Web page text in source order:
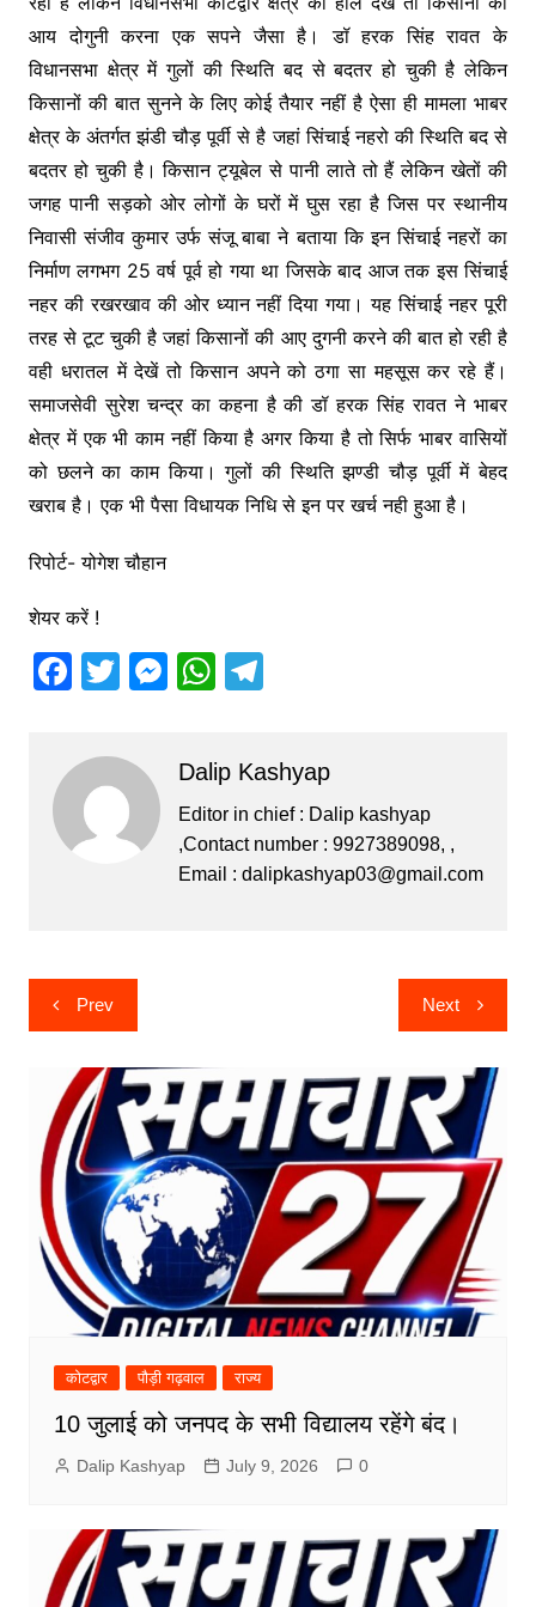
आय दोगुनी करना एक सपने जैसा है। डॉ हरक सिंह रावत के
विधानसभा क्षेत्र में गुलों की स्थिति बद से बदतर हो चुकी है लेकिन
किसानों की बात सुनने के लिए कोई तैयार नहीं है ऐसा ही मामला भाबर
क्षेत्र के अंतर्गत झंडी चौड़ पूर्वी से है जहां सिंचाई नहरो की स्थिति बद से
बदतर हो चुकी है। किसान ट्यूबेल से पानी लाते तो हैं लेकिन खेतों की
जगह पानी सड़को ओर लोगों के घरों में घुस रहा है जिस पर स्थानीय
निवासी संजीव कुमार उर्फ संजू बाबा ने बताया कि इन सिंचाई नहरों का
निर्माण लगभग 25 वर्ष पूर्व हो गया था जिसके बाद आज तक इस सिंचाई
नहर की रखरखाव की ओर ध्यान नहीं दिया गया। यह सिंचाई नहर पूरी
तरह से टूट चुकी है जहां किसानों की आए दुगनी करने की बात हो रही है
वही धरातल में देखें तो किसान अपने को ठगा सा महसूस कर रहे हैं।
समाजसेवी सुरेश चन्द्र का कहना है की डॉ हरक सिंह रावत ने भाबर
क्षेत्र में एक भी काम नहीं किया है अगर किया है तो सिर्फ भाबर वासियों
को छलने का काम किया। गुलों की स्थिति झण्डी चौड़ पूर्वी में बेहद
खराब है। एक भी पैसा विधायक निधि से इन पर खर्च नही हुआ है।
रिपोर्ट- योगेश चौहान
शेयर करें !
F
c
e
b
o
T
itt
er
M
s
e
n
W
s
A
p
T
gr
a
m
Dalip Kashyap
Editor in chief : Dalip kashyap
,Contact number : 9927389098, ,
Email : dalipkashyap03@gmail.com
Post
navigation
Prev Next
कोटद्वार पौड़ी गढ़वाल राज्य
10 जुलाई को जनपद के सभी विद्यालय रहेंगे बंद।
Dalip Kashyap July 9, 2026 0